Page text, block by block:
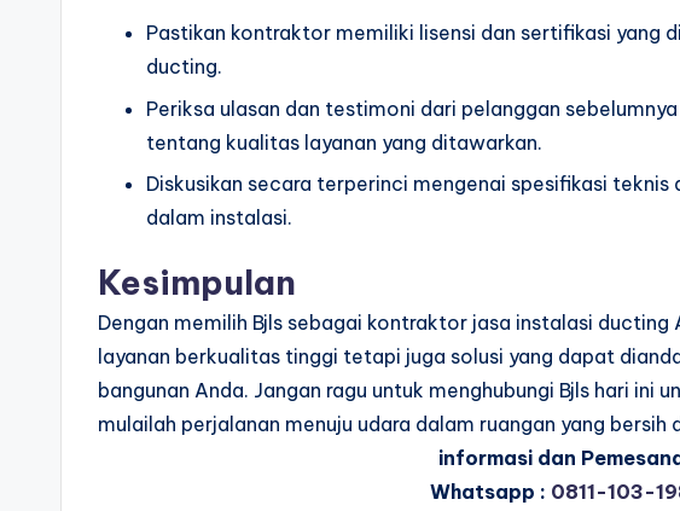
Pastikan kontraktor memiliki lisensi dan sertifikasi yang
ducting.
Periksa ulasan dan testimoni dari pelanggan
tentang kualitas layanan yang ditawarkan.
Diskusikan secara terperinci mengenai spesifikasi teknis
dalam instalasi.
Kesimpulan
Dengan memilih Bjls sebagai kontraktor jasa instalasi
layanan berkualitas tinggi tetapi juga solusi yang dapat
bangunan Anda. Jangan ragu untuk menghubungi Bjls hari ini
mulailah perjalanan menuju udara dalam ruangan yang bersih
informasi dan
Whatsapp : 0811-103-